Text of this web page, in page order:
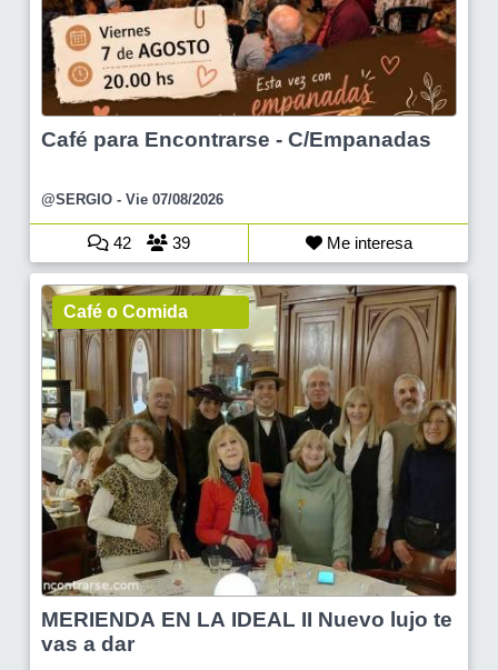
Café para Encontrarse - C/Empanadas
@SERGIO - Vie 07/08/2026
42 39 Me interesa
Café o Comida
MERIENDA EN LA IDEAL II Nuevo lujo te
vas a dar